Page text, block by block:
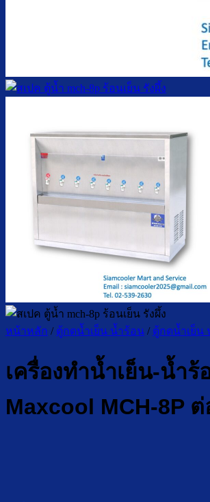
หน้าหลัก / ตู้กดน้ำเย็น น้ำร้อน / ตู้กดน้ำเย็น
เครื่องทำน้ำเย็น-น้ำร้
Maxcool MCH-8P ต่